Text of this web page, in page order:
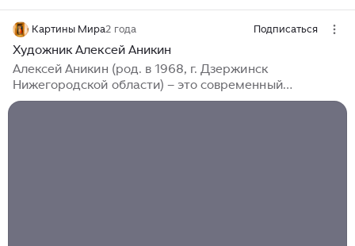
Картины Мира2 года Подписаться
Художник Алексей Аникин
Алексей Аникин (род. в 1968, г. Дзержинск
Нижегородской области) – это современный
российский художник, чьи работы выделяются своей